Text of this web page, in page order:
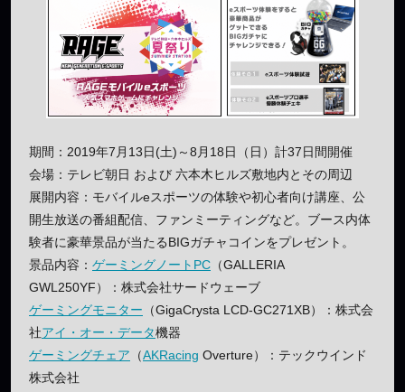
期間：2019年7月13日(土)～8月18日（日）計37日間開催
会場：テレビ朝日 および 六本木ヒルズ敷地内とその周辺
展開内容：モバイルeスポーツの体験や初心者向け講座、公
開生放送の番組配信、ファンミーティングなど。ブース内体
験者に豪華景品が当たるBIGガチャコインをプレゼント。
景品内容： ゲーミングノートPC （GALLERIA
GWL250YF）：株式会社サードウェーブ
ゲーミングモニター （GigaCrysta LCD-GC271XB）：株式会
社アイ・オー・データ機器
ゲーミングチェア （AKRacing Overture）：テックウインド
株式会社